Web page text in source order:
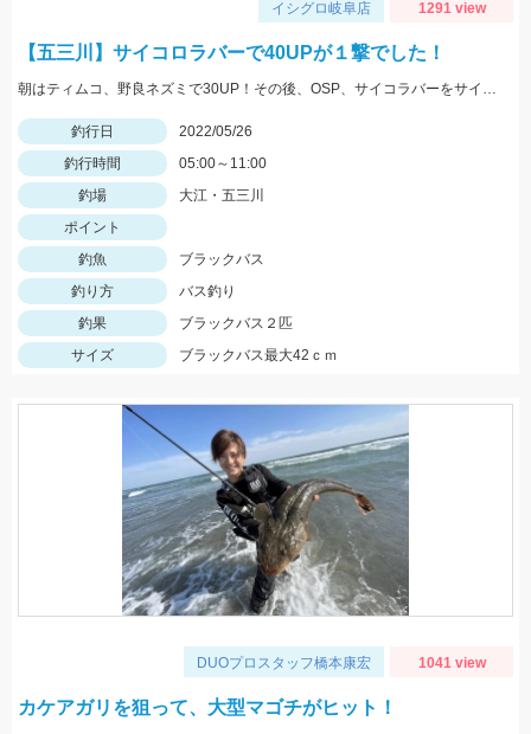
イシグロ岐阜店 1291 view
【五三川】サイコロラバーで40UPが１撃でした！
朝はティムコ、野良ネズミで30UP！その後、OSP、サイコラバーをサイトで使い、40UPをGETしました！
釣行日
2022/05/26
釣行時間
05:00～11:00
釣場
大江・五三川
ポイント
釣魚
ブラックバス
釣り方
バス釣り
釣果
ブラックバス２匹
サイズ
ブラックバス最大42ｃｍ
DUOプロスタッフ橋本康宏 1041 view
カケアガリを狙って、大型マゴチがヒット！